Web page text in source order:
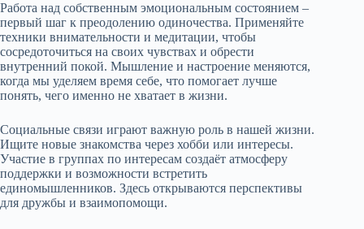
Работа над собственным эмоциональным состоянием –
первый шаг к преодолению одиночества. Применяйте
техники внимательности и медитации, чтобы
сосредоточиться на своих чувствах и обрести
внутренний покой. Мышление и настроение меняются,
когда мы уделяем время себе, что помогает лучше
понять, чего именно не хватает в жизни.
Социальные связи играют важную роль в нашей жизни.
Ищите новые знакомства через хобби или интересы.
Участие в группах по интересам создаёт атмосферу
поддержки и возможности встретить
единомышленников. Здесь открываются перспективы
для дружбы и взаимопомощи.